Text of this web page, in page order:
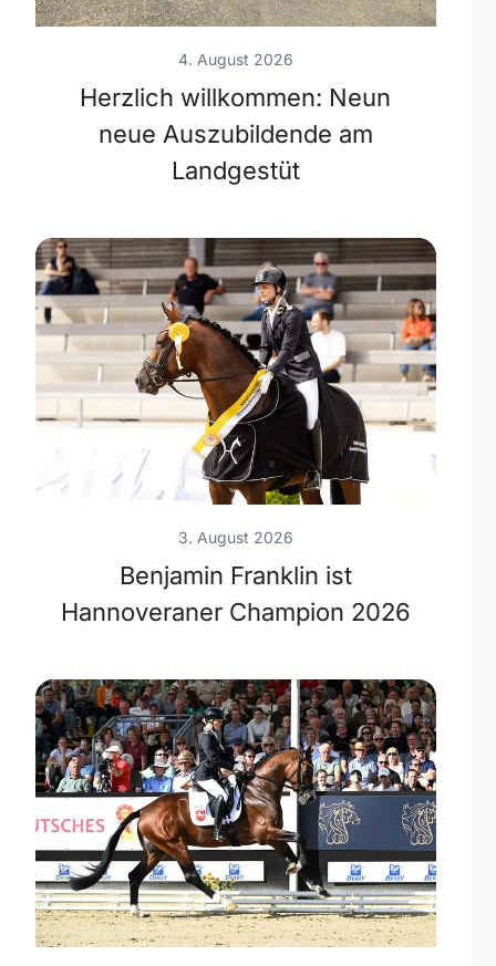
4. August 2026
Herzlich willkommen: Neun
neue Auszubildende am
Landgestüt
3. August 2026
Benjamin Franklin ist
Hannoveraner Champion 2026